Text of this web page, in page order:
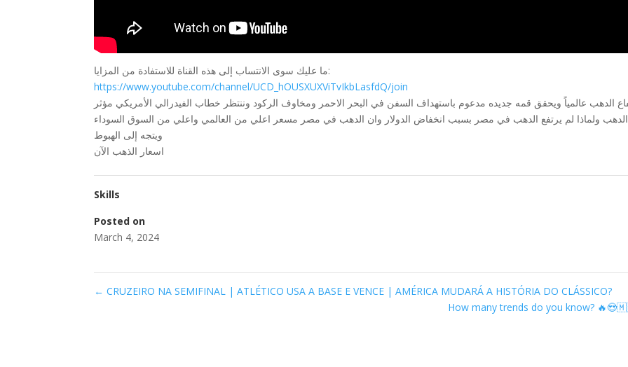
ما عليك سوى الانتساب إلى هذه القناة للاستفادة من المزايا:
https://www.youtube.com/channel/UCD_hOUSXUXViTvIkbLasfdQ/join
الدهب عالمياً ويحقق قمه جديده مدعوم باستهداف السفن في البحر الاحمر ومخاوف الركود وننتظر خطاب الفيدرالي الأمريكي مؤثر
ولماذا لم يرتفع الدهب في مصر بسبب انخفاض الدولار وان الدهب في مصر مسعر اعلي من العالمي واعلي من السوق السوداء
ويتجه إلى الهبوط
اسعار الذهب الآن
Skills
Posted on
March 4, 2024
← CRUZEIRO NA SEMIFINAL | ATLÉTICO USA A BASE E VENCE | AMÉRICA MUDARÁ A HISTÓRIA DO CLÁSSICO?
How many trends do you know?